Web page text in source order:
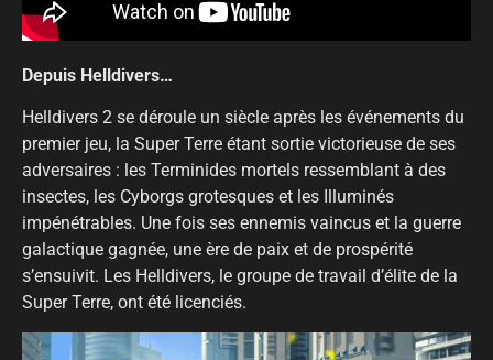
Depuis Helldivers…
Helldivers 2 se déroule un siècle après les événements du
premier jeu, la Super Terre étant sortie victorieuse de ses
adversaires : les Terminides mortels ressemblant à des
insectes, les Cyborgs grotesques et les Illuminés
impénétrables. Une fois ses ennemis vaincus et la guerre
galactique gagnée, une ère de paix et de prospérité
s’ensuivit. Les Helldivers, le groupe de travail d’élite de la
Super Terre, ont été licenciés.